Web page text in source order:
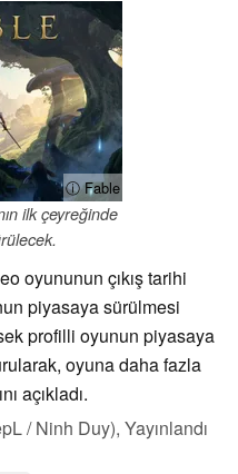
ⓘ Fable
ilk çeyreğinde
oyununun çıkış tarihi
piyasaya sürülmesi
profilli oyunun piyasaya
oyuna daha fazla
açıkladı.
/ Ninh Duy), Yayınlandı